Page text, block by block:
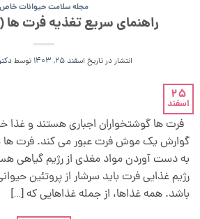
مجله سلامت حیوانات خاص
راهنمای سریع تغذیه فرت
انتشار در تاریخ اسفند 25, 1403 توسط
25
اسفند
فرت ها گوشتخواران اجباری هستند و غذا
گوارش یک موش فرت عبور می کند. فرت ها
به دست آوردن مواد مغذی از رژیم گیاهی
رژیم غذایی فرت باید سرشار از پروتئین
باشد. همه غذاها، از جمله غذاهایی که […]